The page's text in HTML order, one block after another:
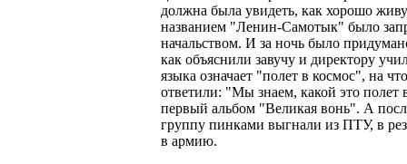
должна была увидеть, как хорошо
названием "Ленин-Самотык" было
начальством. И за ночь было
как объяснили завучу и директору
языка означает "полет в космос", на
ответили: "Мы знаем, какой это полет
первый альбом "Великая вонь". А
группу пинками выгнали из ПТУ, в
в армию.